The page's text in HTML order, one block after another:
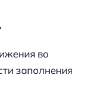
во
заполнения